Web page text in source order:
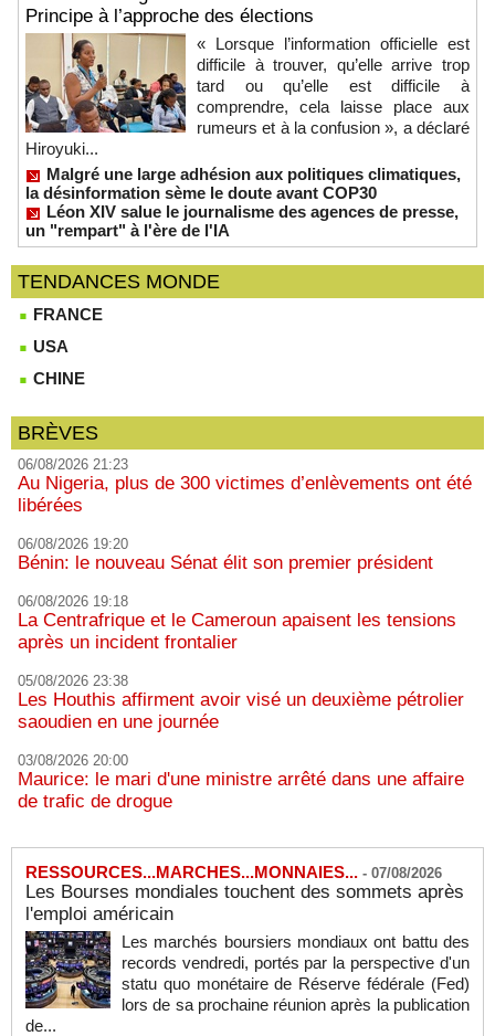
Principe à l’approche des élections
« Lorsque l’information officielle est
difficile à trouver, qu’elle arrive trop
tard ou qu’elle est difficile à
comprendre, cela laisse place aux
rumeurs et à la confusion », a déclaré
Hiroyuki...
Malgré une large adhésion aux politiques climatiques,
la désinformation sème le doute avant COP30
Léon XIV salue le journalisme des agences de presse,
un "rempart" à l'ère de l'IA
TENDANCES MONDE
FRANCE
USA
CHINE
BRÈVES
06/08/2026 21:23
Au Nigeria, plus de 300 victimes d’enlèvements ont été
libérées
06/08/2026 19:20
Bénin: le nouveau Sénat élit son premier président
06/08/2026 19:18
La Centrafrique et le Cameroun apaisent les tensions
après un incident frontalier
05/08/2026 23:38
Les Houthis affirment avoir visé un deuxième pétrolier
saoudien en une journée
03/08/2026 20:00
Maurice: le mari d'une ministre arrêté dans une affaire
de trafic de drogue
RESSOURCES...MARCHES...MONNAIES... - 07/08/2026
Les Bourses mondiales touchent des sommets après
l'emploi américain
Les marchés boursiers mondiaux ont battu des
records vendredi, portés par la perspective d'un
statu quo monétaire de Réserve fédérale (Fed)
lors de sa prochaine réunion après la publication
de...